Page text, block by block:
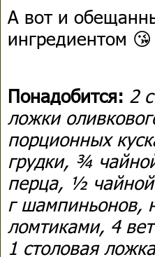
А вот и
ингредиентом 😘
Понадобится: 2
ложки
порционных
грудки, ¾
перца, ½
г шампиньонов,
ломтиками, 4
1 столовая